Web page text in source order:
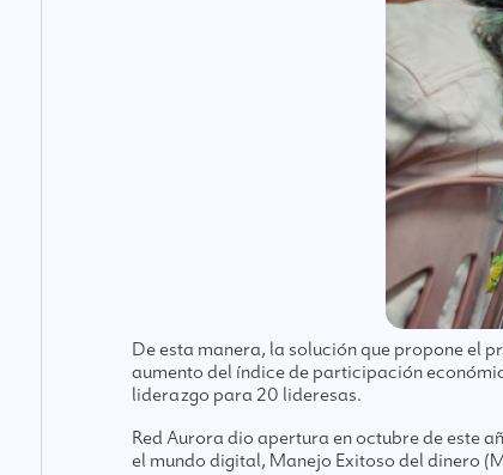
De esta manera, la solución que propone el
aumento del índice de participación
liderazgo para 20 lideresas.
Red Aurora dio apertura en octubre de este
el mundo digital, Manejo Exitoso del dinero